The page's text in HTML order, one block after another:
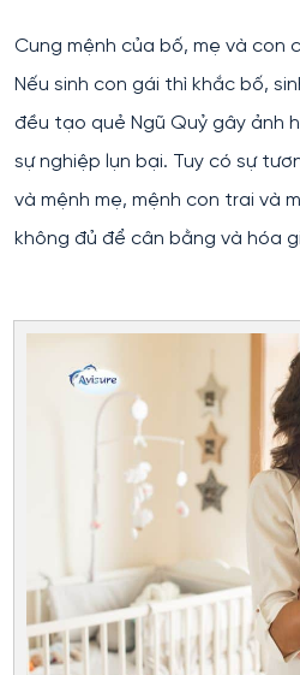
Cung mệnh của bố, mẹ và con
Nếu sinh con gái thì khắc bố,
đều tạo quẻ Ngũ Quỷ gây ảnh
sự nghiệp lụn bại. Tuy có sự
và mệnh mẹ, mệnh con trai và
không đủ để cân bằng và hóa